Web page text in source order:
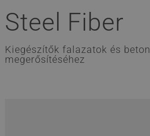
Steel Fiber
Kiegészítők falazatok és beton
megerősítéséhez